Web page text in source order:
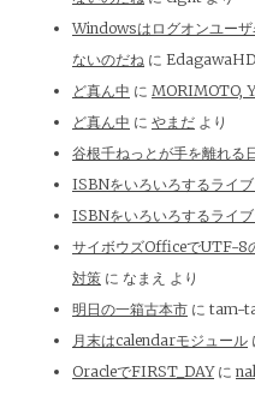
Windowsはログオンユーザ
ないのだね に EdagawaHD
ど真ん中 に MORIMOTO,
ど真ん中 に やまだ より
谷根千ねっとが手を離れる
ISBNをいろいろするライブ
ISBNをいろいろするライブ
サイボウズOfficeでUTF-8
対策 に なまえ より
明日の一箱古本市 に tam-
月末はcalendarモジュール
OracleでFIRST_DAYに